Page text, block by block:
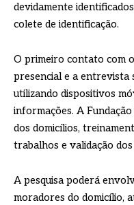
devidamente
colete de identificação.
O primeiro contato com
presencial e a entrevista
utilizando dispositivos
informações. A
dos domicílios,
trabalhos e validação
A pesquisa poderá
moradores do domicílio,